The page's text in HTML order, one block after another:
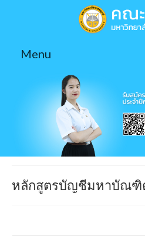
Menu
หน้าแรก
หลักสูตรที่เปิดสอน▼
ข่าว/กิจกรรม
บุคลากร▼
ติดต่อเรา
หลักสูตรบัญชีมหาบัณฑิต